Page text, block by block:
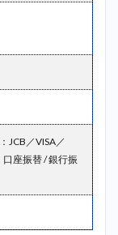
JCB／VISA／
座振替 / 銀行振